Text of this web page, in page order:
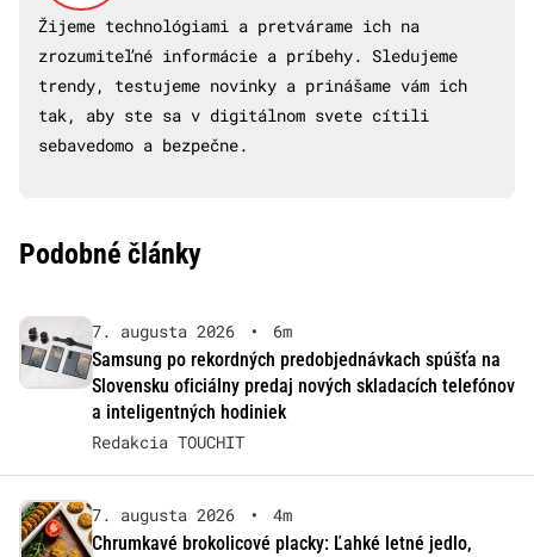
Žijeme technológiami a pretvárame ich na
zrozumiteľné informácie a príbehy. Sledujeme
trendy, testujeme novinky a prinášame vám ich
tak, aby ste sa v digitálnom svete cítili
sebavedomo a bezpečne.
Podobné články
7. augusta 2026 •
6m
Samsung po rekordných predobjednávkach spúšťa na
Slovensku oficiálny predaj nových skladacích telefónov
a inteligentných hodiniek
Redakcia TOUCHIT
7. augusta 2026 •
4m
Chrumkavé brokolicové placky: Ľahké letné jedlo,